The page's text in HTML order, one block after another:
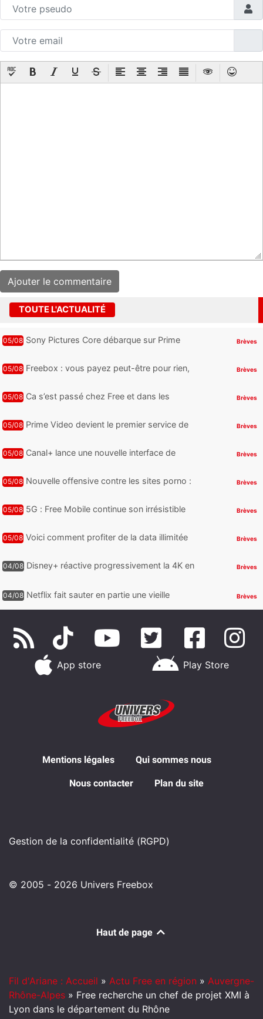
TOUTE L'ACTUALITÉ
05/08 Sony Pictures Core débarque sur Prime
Brèves
05/08 Freebox : vous payez peut-être pour rien,
Brèves
05/08 Ca s’est passé chez Free et dans les
Brèves
05/08 Prime Video devient le premier service de
Brèves
05/08 Canal+ lance une nouvelle interface de
Brèves
05/08 Nouvelle offensive contre les sites porno :
Brèves
05/08 5G : Free Mobile continue son irrésistible
Brèves
05/08 Voici comment profiter de la data illimitée
Brèves
04/08 Disney+ réactive progressivement la 4K en
Brèves
04/08 Netflix fait sauter en partie une vieille
Brèves
App store Play Store
Mentions légales Qui sommes nous
Nous contacter Plan du site
Gestion de la confidentialité (RGPD)
© 2005 - 2026 Univers Freebox
Haut de page
Fil d'Ariane : Accueil » Actu Free en région » Auvergne-
Rhône-Alpes » Free recherche un chef de projet XMI à
Lyon dans le département du Rhône